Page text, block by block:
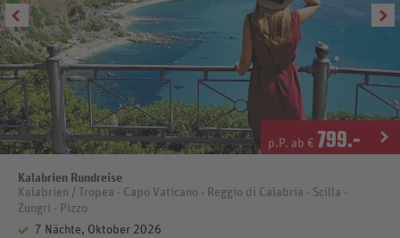
p.P. ab € 799.-
Kalabrien Rundreise
Kalabrien / Tropea - Capo Vaticano - Reggio di Calabria - Scilla -
Zungri - Pizzo
7 Nächte, Oktober 2026